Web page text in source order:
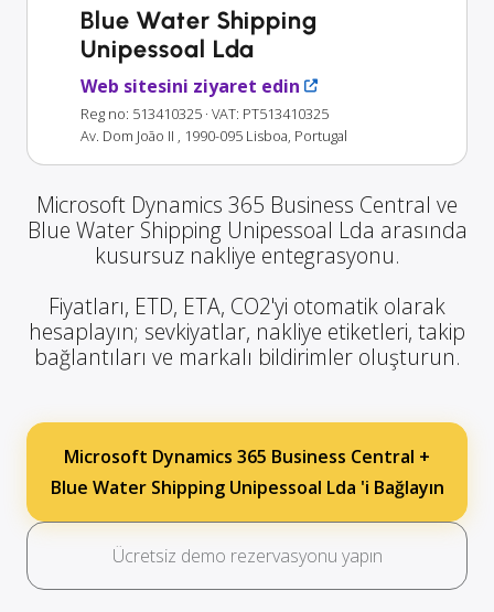
Blue Water Shipping
Unipessoal Lda
Web sitesini ziyaret edin
Reg no: 513410325 · VAT: PT513410325
Av. Dom João II , 1990-095 Lisboa, Portugal
Microsoft Dynamics 365 Business Central ve
Blue Water Shipping Unipessoal Lda arasında
kusursuz nakliye entegrasyonu.
Fiyatları, ETD, ETA, CO2'yi otomatik olarak
hesaplayın; sevkiyatlar, nakliye etiketleri, takip
bağlantıları ve markalı bildirimler oluşturun.
Microsoft Dynamics 365 Business Central +
Blue Water Shipping Unipessoal Lda 'i Bağlayın
Ücretsiz demo rezervasyonu yapın